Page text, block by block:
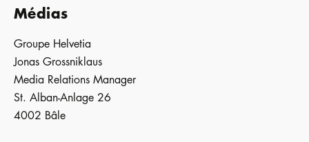
Médias
Groupe Helvetia
Jonas Grossniklaus
Media Relations Manager
St. Alban-Anlage 26
4002 Bâle